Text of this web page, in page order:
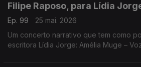
Filipe Raposo, para Lídia
Ep. 99
25 mai. 2026
Um concerto narrativo que tem como
escritora Lídia Jorge: Amélia Muge –